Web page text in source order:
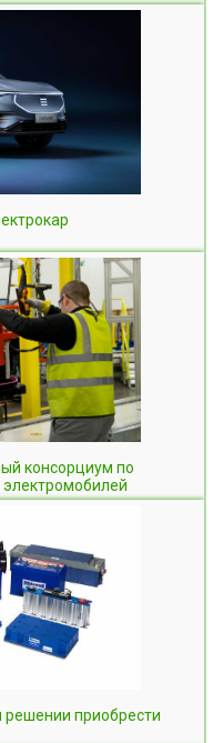
консорциум по
решении приобрести